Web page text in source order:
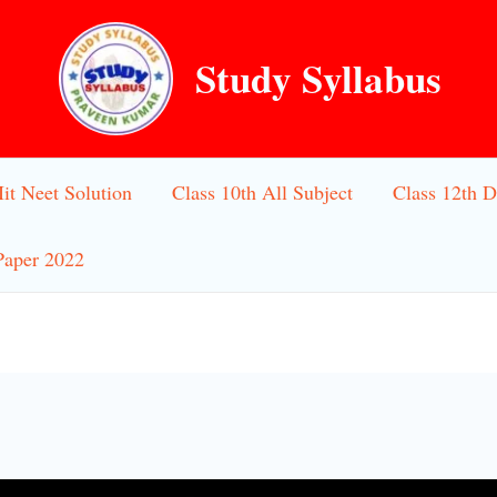
Study Syllabus
Neet Solution Class 10th All Subject Class 12th
2022